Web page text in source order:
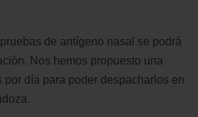
de antígeno nasal se podrá
Nos hemos propuesto una
por día para poder despacharlos en